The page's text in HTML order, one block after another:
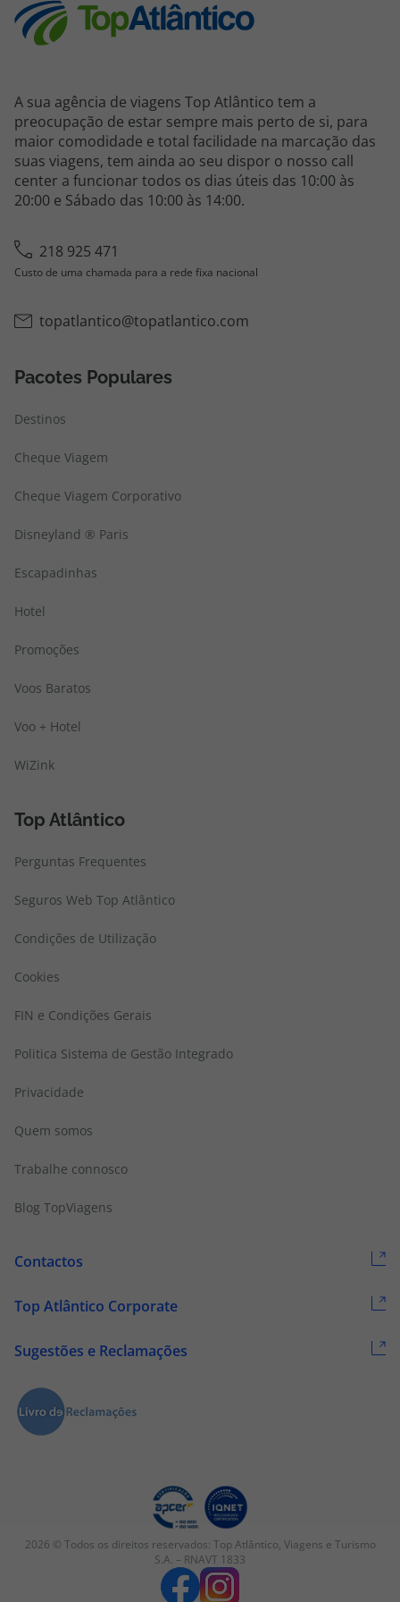
topatlantico@topatlantico.com
A sua agência de viagens Top Atlântico tem a
preocupação de estar sempre mais perto de si, para
maior comodidade e total facilidade na marcação das
suas viagens, tem ainda ao seu dispor o nosso call
center a funcionar todos os dias úteis das 10:00 às
20:00 e Sábado das 10:00 às 14:00.
218 925 471
Custo de uma chamada para a rede fixa nacional
topatlantico@topatlantico.com
Pacotes Populares
Destinos
Cheque Viagem
Cheque Viagem Corporativo
Disneyland ® Paris
Escapadinhas
Hotel
Promoções
Voos Baratos
Voo + Hotel
WiZink
Top Atlântico
Perguntas Frequentes
Seguros Web Top Atlântico
Condições de Utilização
Cookies
FIN e Condições Gerais
Politica Sistema de Gestão Integrado
Privacidade
Quem somos
Trabalhe connosco
Blog TopViagens
Contactos
Top Atlântico Corporate
Sugestões e Reclamações
2026 © Todos os direitos reservados: Top Atlântico, Viagens e Turismo
S.A. – RNAVT 1833